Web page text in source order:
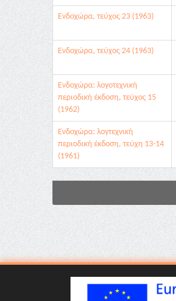
Ενδοχώρα, τεύχος 23 (1963)
Ενδοχώρα, τεύχος 24 (1963)
Ενδοχώρα: λογοτεχνική
περιοδική έκδοση, τεύχος 15
(1962)
Ενδοχώρα: λογτεχνική
περιοδική έκδοση, τεύχη 13-14
(1961)